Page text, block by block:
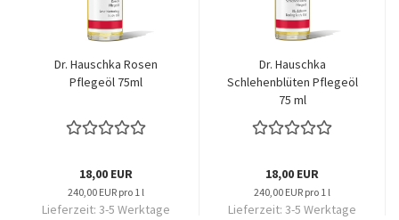
Dr. Hauschka Rosen
Pflegeöl 75ml
18,00 EUR
240,00 EUR pro 1 l
Lieferzeit: 3-5 Werktage
Dr. Hauschka
Schlehenblüten Pflegeöl
75 ml
18,00 EUR
240,00 EUR pro 1 l
Lieferzeit: 3-5 Werktage